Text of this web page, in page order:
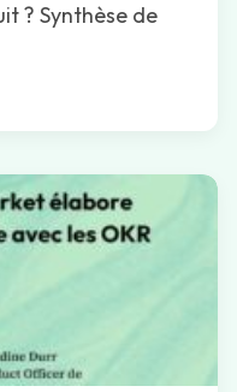
? Synthèse de